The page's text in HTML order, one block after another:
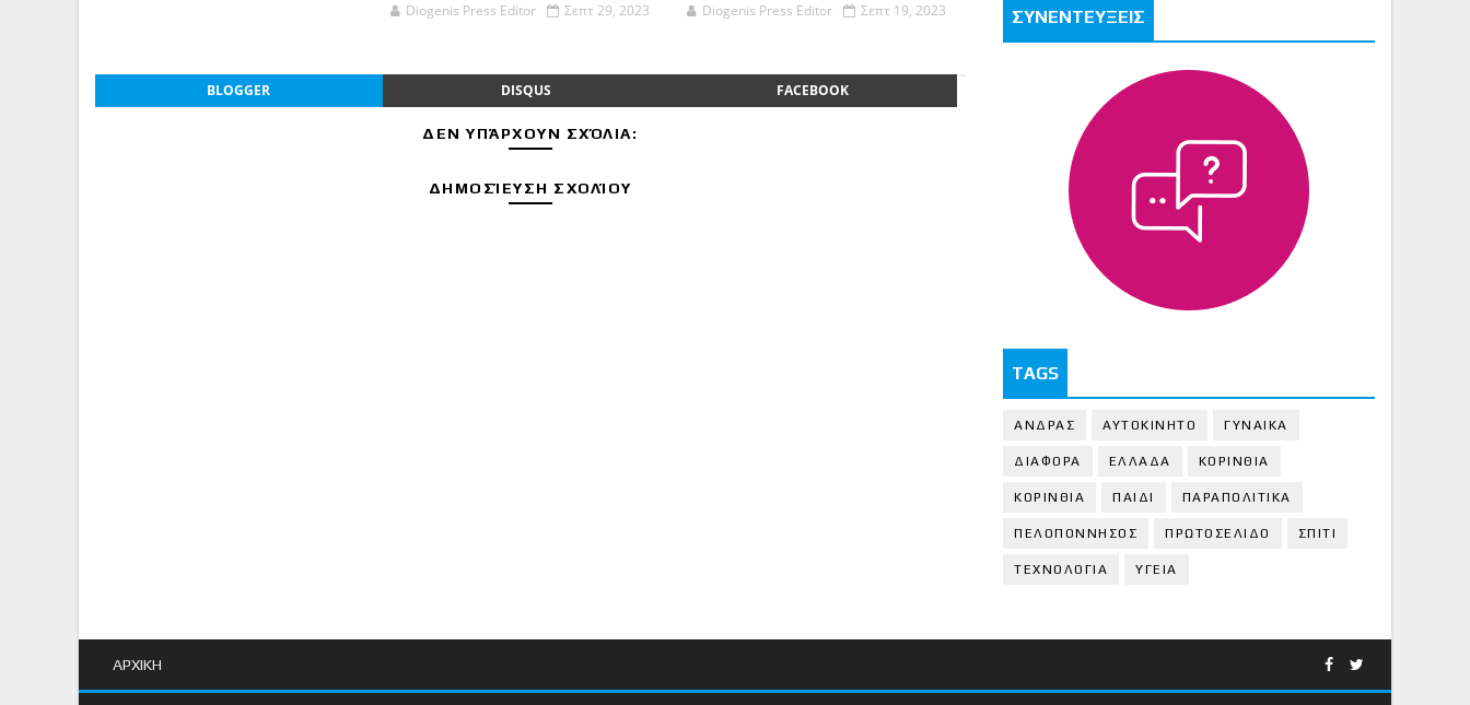
Diogenis Press Editor
Σεπτ 29, 2023
Diogenis Press Editor
Σεπτ 19, 2023
BLOGGER DISQUS FACEBOOK
ΔΕΝ ΥΠΆΡΧΟΥΝ ΣΧΌΛΙΑ:
ΔΗΜΟΣΊΕΥΣΗ ΣΧΟΛΊΟΥ
ΣΥΝΕΝΤΕΥΞΕΙΣ
TAGS
ΑΝΔΡΑΣ ΑΥΤΟΚΙΝΗΤΟ ΓΥΝΑΙΚΑ
ΔΙΑΦΟΡΑ ΕΛΛΑΔΑ ΚΟΡΙΝΘΙΑ
ΚΟΡΙΝΘΙA ΠΑΙΔΙ ΠΑΡΑΠΟΛΙΤΙΚΑ
ΠΕΛΟΠΟΝΝΗΣΟΣ ΠΡΩΤΟΣΕΛΙΔΟ ΣΠΙΤΙ
ΤΕΧΝΟΛΟΓΙΑ ΥΓΕΙΑ
ΑΡΧΙΚΗ